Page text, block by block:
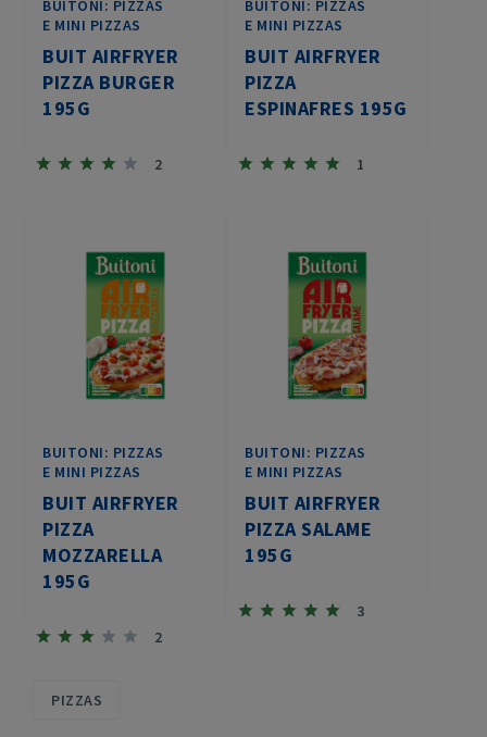
BUITONI: PIZZAS
E MINI PIZZAS
BUIT AIRFRYER
PIZZA BURGER
195G
2
BUITONI: PIZZAS
E MINI PIZZAS
BUIT AIRFRYER
PIZZA
ESPINAFRES 195G
1
BUITONI: PIZZAS
E MINI PIZZAS
BUIT AIRFRYER
PIZZA
MOZZARELLA
195G
2
BUITONI: PIZZAS
E MINI PIZZAS
BUIT AIRFRYER
PIZZA SALAME
195G
3
PIZZAS